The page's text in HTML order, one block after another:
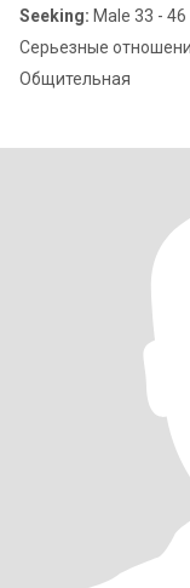
Seeking: Male 33 - 46
Серьезные
Общительная